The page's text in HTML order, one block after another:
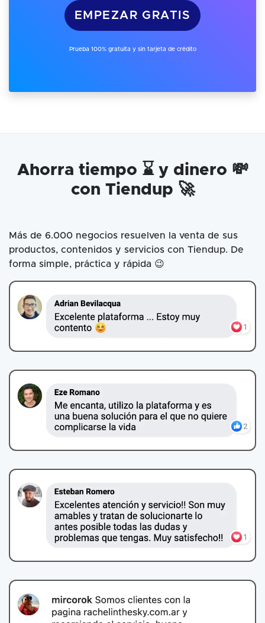
EMPEZAR GRATIS
Prueba 100% gratuita y sin tarjeta de crédito
Ahorra tiempo ⌛ y dinero 💸
con Tiendup 🚀
Más de 6.000 negocios resuelven la venta de sus
productos, contenidos y servicios con Tiendup. De
forma simple, práctica y rápida 😉